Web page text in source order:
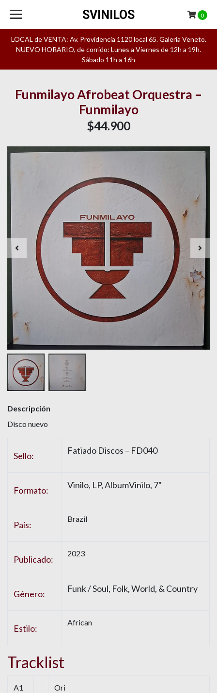
LOCAL de VENTA: Av. Providencia 1120 local 65. Galeria Veneto.
NUEVO HORARIO, de corrido: Lunes a Viernes de 12h a 19h.
Sábado 11h a 16h
SVINILOS 0
Funmilayo Afrobeat Orquestra –
Funmilayo
$44.900
Descripción
Disco nuevo
Sello: Fatiado Discos – FD040
Formato: Vinilo, LP, AlbumVinilo, 7"
País:
Brazil
Publicado:
2023
Género: Funk / Soul, Folk, World, & Country
Estilo:
African
Tracklist
A1 Ori